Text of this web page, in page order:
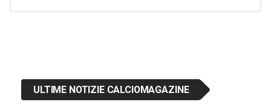
ULTIME NOTIZIE CALCIOMAGAZINE